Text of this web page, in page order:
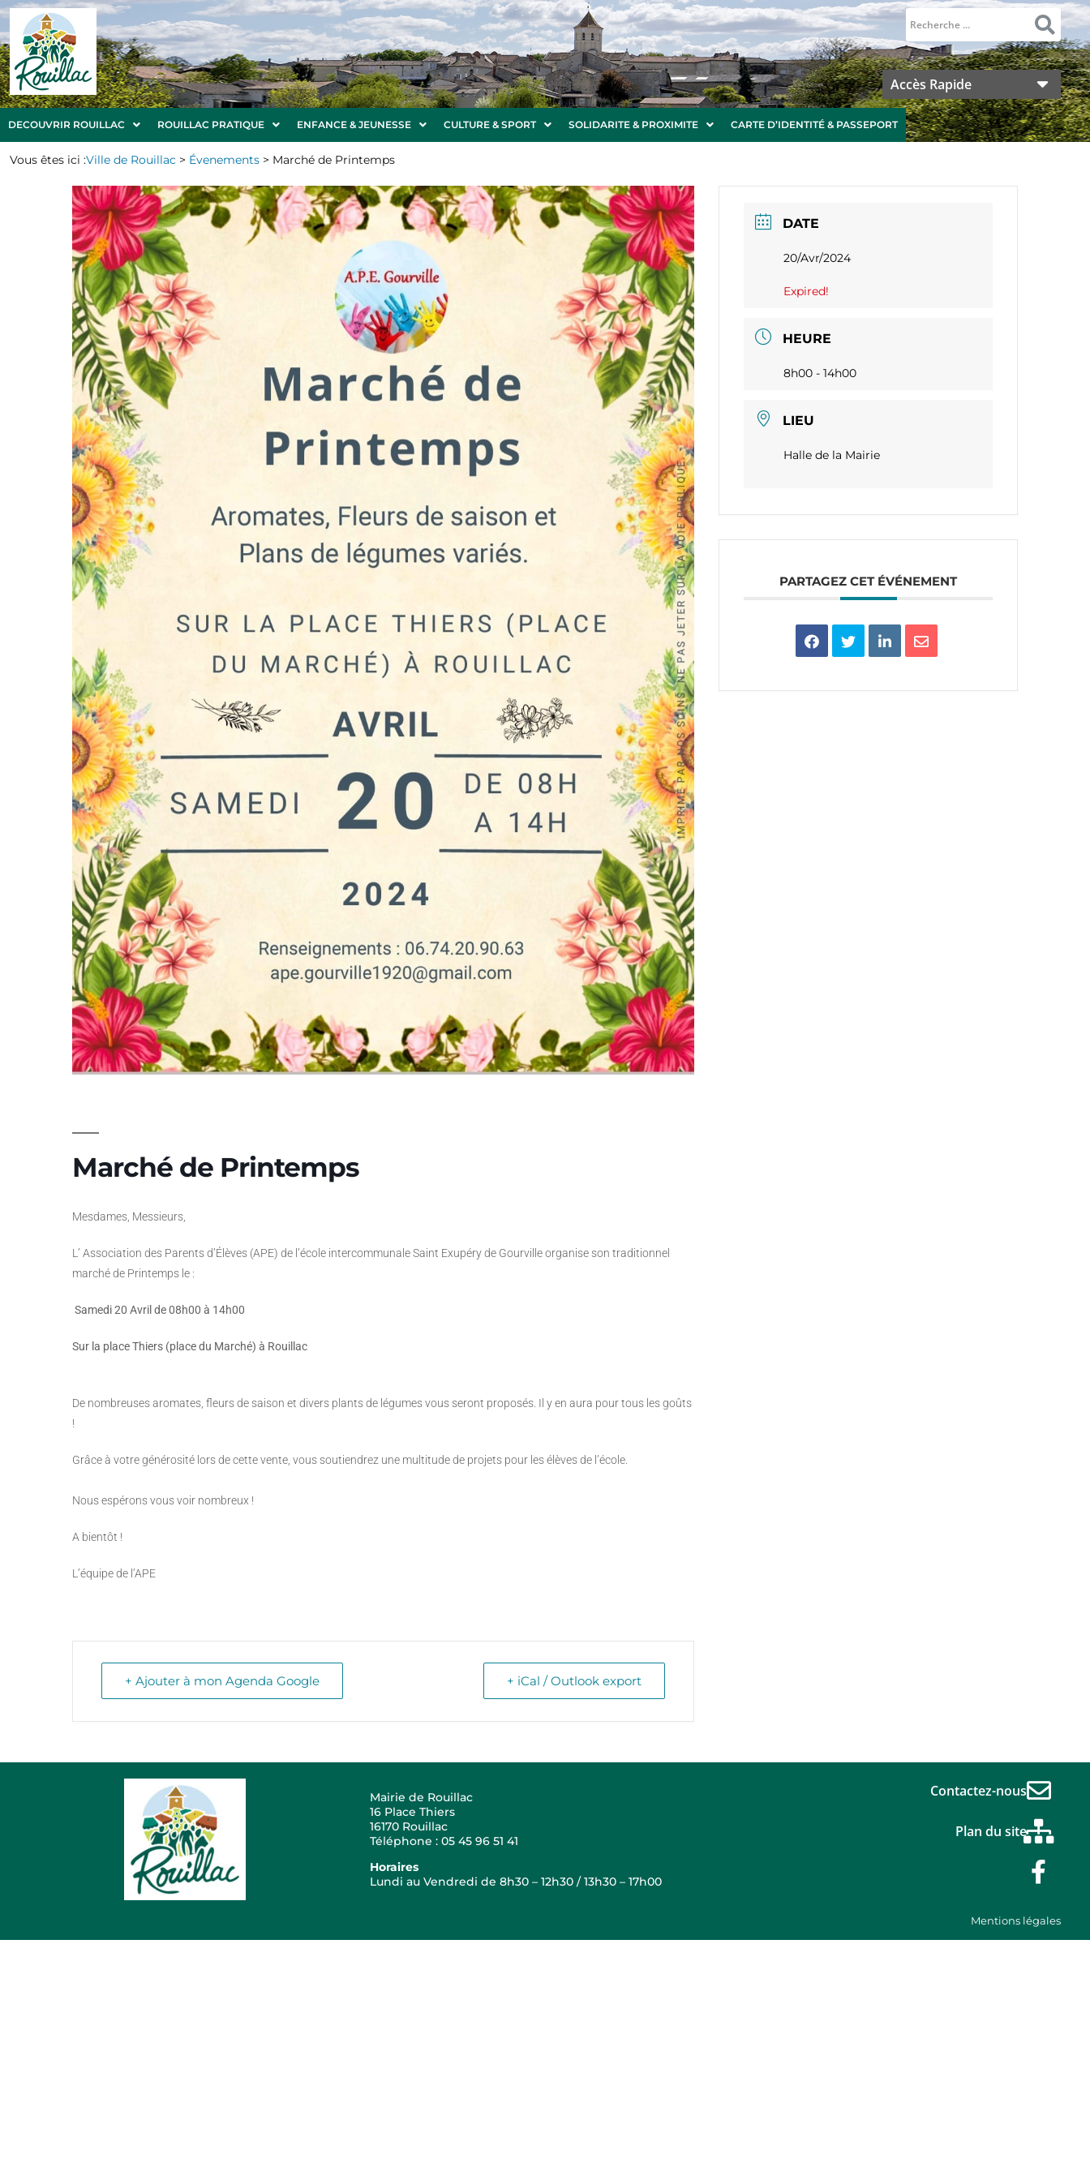
Accès Rapide
DECOUVRIR ROUILLAC ROUILLAC PRATIQUE ENFANCE & JEUNESSE CULTURE & SPORT SOLIDARITE & PROXIMITE CARTE D’IDENTITÉ & PASSEPORT
Vous êtes ici :Ville de Rouillac > Évenements > Marché de Printemps
Marché de Printemps
Mesdames, Messieurs,
L’ Association des Parents d’Élèves (APE) de l’école intercommunale Saint Exupéry de Gourville organise son traditionnel
marché de Printemps le :
Samedi 20 Avril de 08h00 à 14h00
Sur la place Thiers (place du Marché) à Rouillac
De nombreuses aromates, fleurs de saison et divers plants de légumes vous seront proposés. Il y en aura pour tous les goûts
!
Grâce à votre générosité lors de cette vente, vous soutiendrez une multitude de projets pour les élèves de l’école.
Nous espérons vous voir nombreux !
A bientôt !
L’équipe de l’APE
+ Ajouter à mon Agenda Google + iCal / Outlook export
DATE
20/Avr/2024
Expired!
HEURE
8h00 - 14h00
LIEU
Halle de la Mairie
PARTAGEZ CET ÉVÉNEMENT
Mairie de Rouillac
16 Place Thiers
16170 Rouillac
Téléphone : 05 45 96 51 41
Horaires
Lundi au Vendredi de 8h30 – 12h30 / 13h30 – 17h00
Contactez-nous
Plan du site
Mentions légales